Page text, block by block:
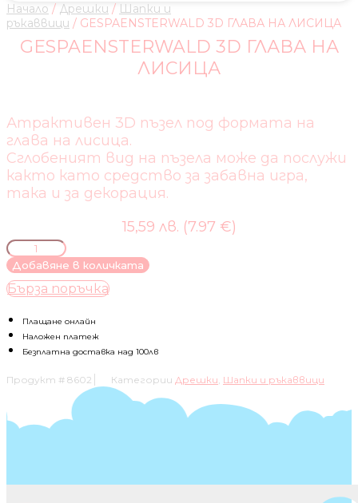
Начало / Дрешки / Шапки и
ръкаввици / GESPAENSTERWALD 3D ГЛАВА НА ЛИСИЦА
GESPAENSTERWALD 3D ГЛАВА НА
ЛИСИЦА
Атрактивен 3D пъзел под формата на
глава на лисица.
Сглобеният вид на пъзела може да послужи
както като средство за забавна игра,
така и за декорация.
15,59 лв. (7.97 €)
количество
за
GESPAENSTERWALD
3D
НА
ЛИСИЦА
Добавяне в количката
Бърза поръчка
Плащане онлайн
Наложен платеж
Безплатна доставка над 100лв
Продукт # 8602 Категории Дрешки, Шапки и ръкаввици